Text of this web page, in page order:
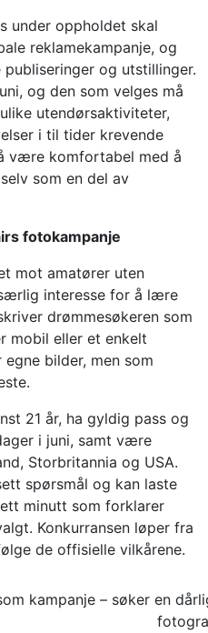
under oppholdet skal
reklamekampanje, og
og utstillinger.
og den som velges må
utendørsaktiviteter,
i til tider krevende
være komfortabel med å
som en del av
fotokampanje
mot amatører uten
interesse for å lære
drømmesøkeren som
mobil eller et enkelt
bilder, men som
21 år, ha gyldig pass og
i juni, samt være
Storbritannia og USA.
spørsmål og kan laste
minutt som forklarer
Konkurransen løper fra
de offisielle vilkårene.
kampanje – søker en